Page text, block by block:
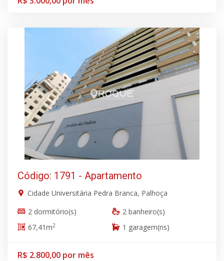
Código: 1791 - Apartamento
Cidade Universitária Pedra Branca, Palhoça
2 dormitório(s)
2 banheiro(s)
67,41m2 1 garagem(ns)
R$ 2.800,00 por mês